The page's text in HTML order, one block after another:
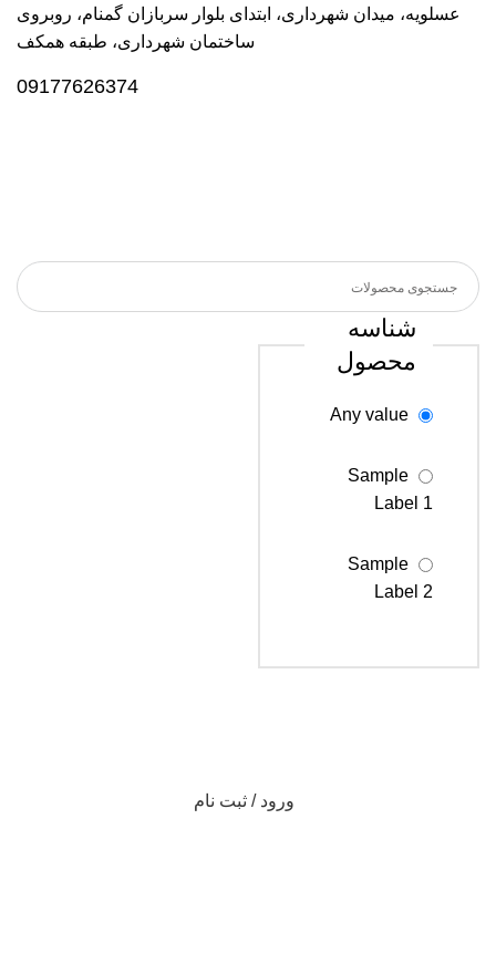
عسلویه، میدان شهرداری، ابتدای بلوار سربازان گمنام، روبروی
ساختمان شهرداری، طبقه همکف
09177626374
شناسه
محصول
Sample
Label 1
Sample
Label 2
ورود / ثبت نام